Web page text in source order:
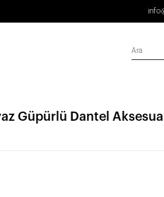
Ara
Güpürlü Dantel